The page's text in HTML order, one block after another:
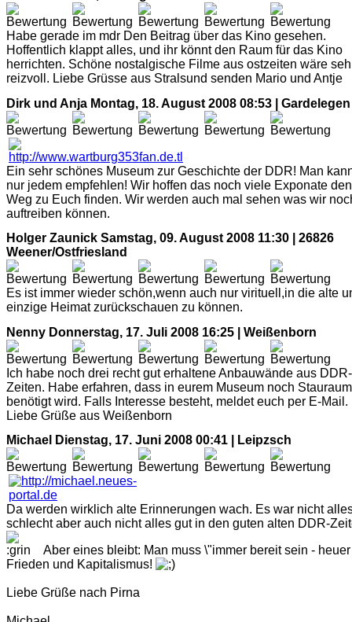
Habe gerade im mdr Den Beitrag über das Kino gesehen.
Hoffentlich klappt alles, und ihr könnt den Raum für das Kino
herrichten. Schöne nostalgische Filme aus ostzeiten wäre
reizvoll. Liebe Grüsse aus Stralsund senden Mario und Antje
Dirk und Anja Montag, 18. August 2008 08:53 | Gardelegen
Ein sehr schönes Museum zur Geschichte der DDR! Man
nur jedem empfehlen! Wir hoffen das noch viele Exponate den
Weg zu Euch finden. Wir werden auch mal sehen was wir
auftreiben können.
Holger Zaunick Samstag, 09. August 2008 11:30 | 26826
Weener/Ostfriesland
Es ist immer wieder schön,wenn auch nur virituell,in die alte
einzige Heimat zurückschauen zu können.
Nenny Donnerstag, 17. Juli 2008 16:25 | Weißenborn
Ich habe noch drei recht gut erhaltene Anbauwände aus DDR-
Zeiten. Habe erfahren, dass in eurem Museum noch Stauraum
benötigt wird. Falls Interesse besteht, meldet euch per E-Mail.
Liebe Grüße aus Weißenborn
Michael
Dienstag, 17. Juni 2008 00:41 | Leipzsch
Da werden wirklich alte Erinnerungen wach. Es war nicht
schlecht aber auch nicht alles gut in den guten alten DDR-
Aber eines bleibt: Man muss \"immer bereit sein -
Frieden und Kapitalismus!
Liebe Grüße nach Pirna